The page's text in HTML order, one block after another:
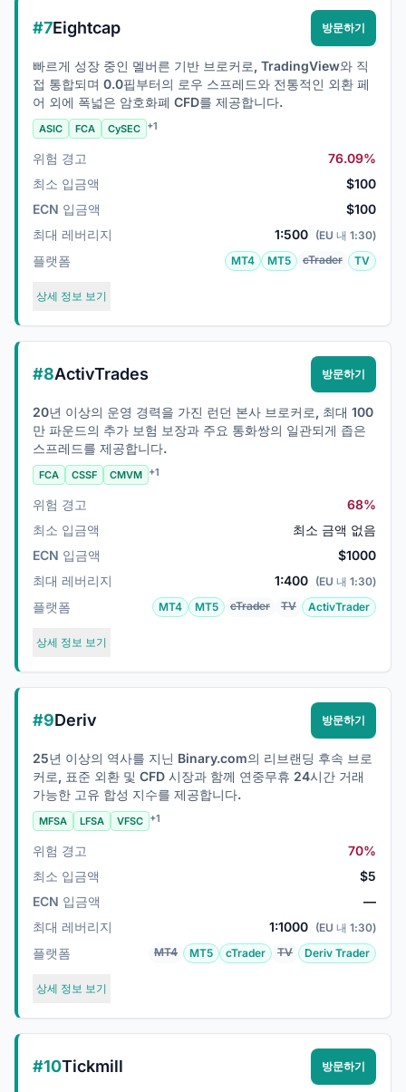
#7Eightcap 방문하기
빠르게 성장 중인 멜버른 기반 브로커로, TradingView와 직
접 통합되며 0.0핍부터의 로우 스프레드와 전통적인 외환 페
어 외에 폭넓은 암호화폐 CFD를 제공합니다.
ASIC FCA CySEC +1
위험 경고
76.09%
최소 입금액
$100
ECN 입금액
$100
최대 레버리지
1:500 (EU 내 1:30)
플랫폼 MT4 MT5 cTrader TV
상세 정보 보기
#8ActivTrades 방문하기
20년 이상의 운영 경력을 가진 런던 본사 브로커로, 최대 100
만 파운드의 추가 보험 보장과 주요 통화쌍의 일관되게 좁은
스프레드를 제공합니다.
FCA CSSF CMVM +1
위험 경고
68%
최소 입금액
최소 금액 없음
ECN 입금액
$1000
최대 레버리지
1:400 (EU 내 1:30)
플랫폼 MT4 MT5 cTrader TV ActivTrader
상세 정보 보기
#9Deriv 방문하기
25년 이상의 역사를 지닌 Binary.com의 리브랜딩 후속 브로
커로, 표준 외환 및 CFD 시장과 함께 연중무휴 24시간 거래
가능한 고유 합성 지수를 제공합니다.
MFSA LFSA VFSC +1
위험 경고
70%
최소 입금액
$5
ECN 입금액
—
최대 레버리지
1:1000 (EU 내 1:30)
플랫폼 MT4 MT5 cTrader TV Deriv Trader
상세 정보 보기
#10Tickmill 방문하기